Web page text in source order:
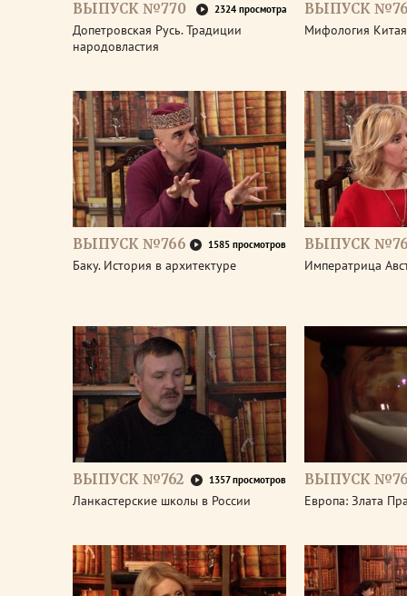
ВЫПУСК №770 2324 просмотра
Допетровская Русь. Традиции
народовластия
ВЫПУСК
Мифология Китая
ВЫПУСК №766 1585 просмотров
Баку. История в архитектуре
ВЫПУСК
Императрица
ВЫПУСК №762 1357 просмотров
Ланкастерские школы в России
ВЫПУСК
Европа: Злата